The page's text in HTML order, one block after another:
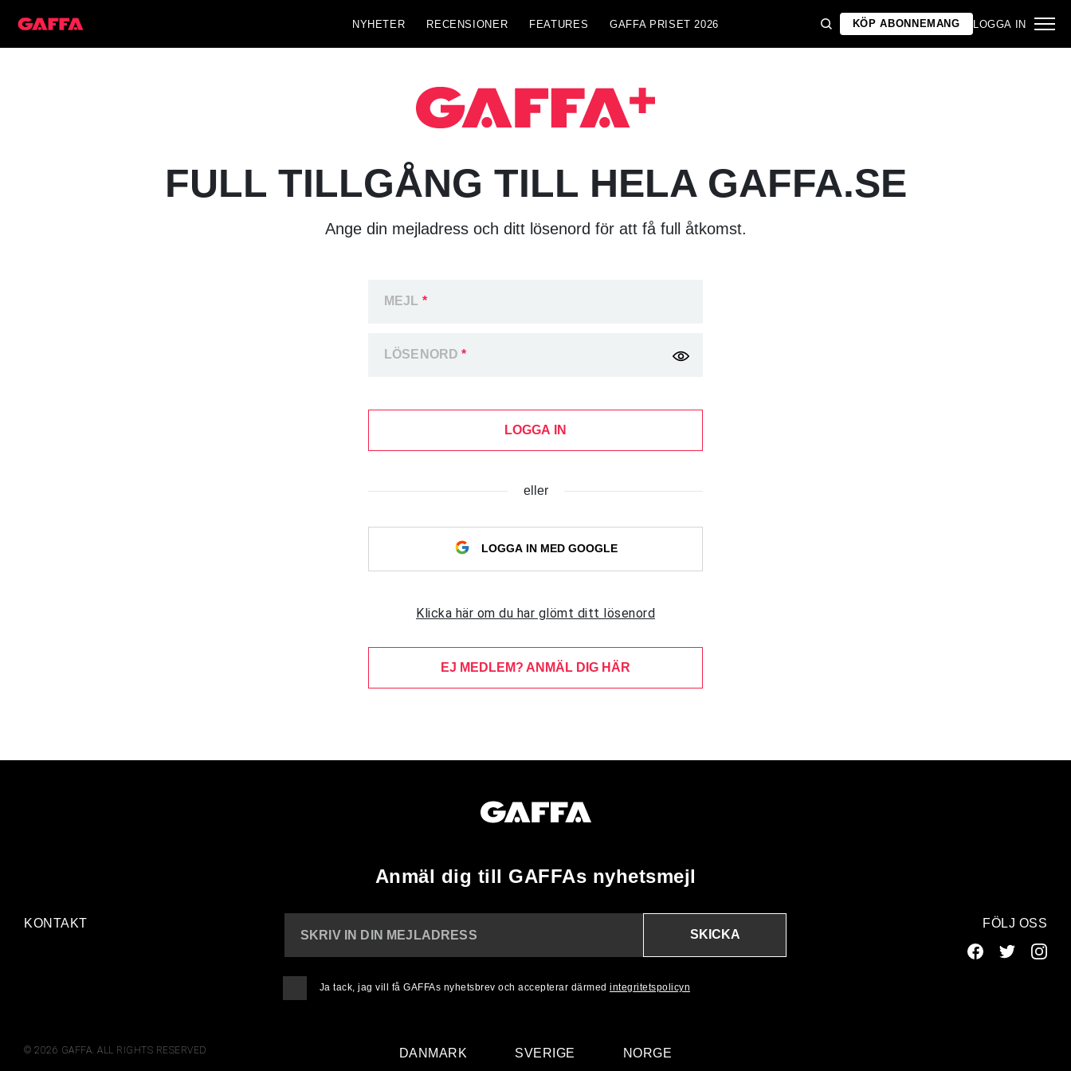
NYHETER RECENSIONER FEATURES GAFFA PRISET 2026 KÖP ABONNEMANG LOGGA IN
FULL TILLGÅNG TILL HELA GAFFA.SE
Ange din mejladress och ditt lösenord för att få full åtkomst.
MEJL *
LÖSENORD*
LOGGA IN
eller
LOGGA IN MED GOOGLE
Klicka här om du har glömt ditt lösenord
EJ MEDLEM? ANMÄL DIG HÄR
Anmäl dig till GAFFAs nyhetsmejl
KONTAKT
SKRIV IN DIN MEJLADRESS
SKICKA
Ja tack, jag vill få GAFFAs nyhetsbrev och accepterar därmed integritetspolicyn
FÖLJ OSS
© 2026 GAFFA. ALL RIGHTS RESERVED DANMARK SVERIGE NORGE